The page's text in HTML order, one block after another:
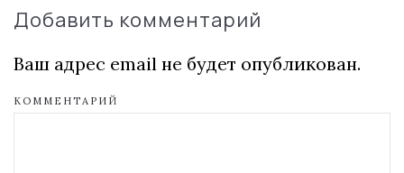
Добавить комментарий
Ваш адрес email не будет опубликован.
КОММЕНТАРИЙ